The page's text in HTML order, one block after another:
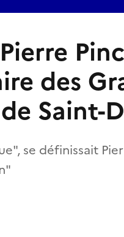
des
Saint-
se définissait